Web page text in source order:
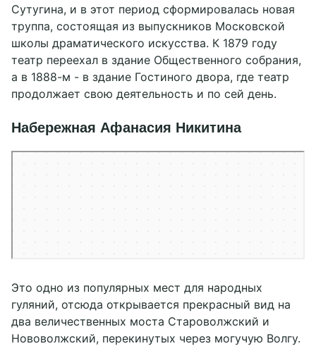
Сутугина, и в этот период сформировалась новая
труппа, состоящая из выпускников Московской
школы драматического искусства. К 1879 году
театр переехал в здание Общественного собрания,
а в 1888-м - в здание Гостиного двора, где театр
продолжает свою деятельность и по сей день.
Набережная Афанасия Никитина
Это одно из популярных мест для народных
гуляний, отсюда открывается прекрасный вид на
два величественных моста Староволжский и
Нововолжский, перекинутых через могучую Волгу.